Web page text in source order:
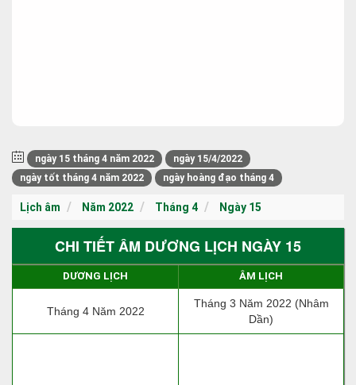
ngày 15 tháng 4 năm 2022
ngày 15/4/2022
ngày tốt tháng 4 năm 2022
ngày hoàng đạo tháng 4
Lịch âm Năm 2022 Tháng 4 Ngày 15
CHI TIẾT ÂM DƯƠNG LỊCH NGÀY 15
DƯƠNG LỊCH ÂM LỊCH
Tháng 4 Năm 2022
Tháng 3 Năm 2022 (Nhâm
Dần)